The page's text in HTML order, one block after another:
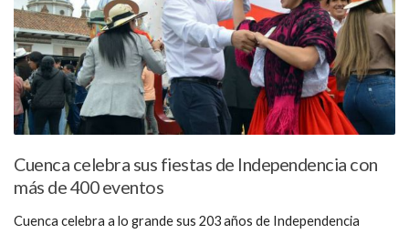
Cuenca celebra sus fiestas de Independencia con
más de 400 eventos
Cuenca celebra a lo grande sus 203 años de Independencia